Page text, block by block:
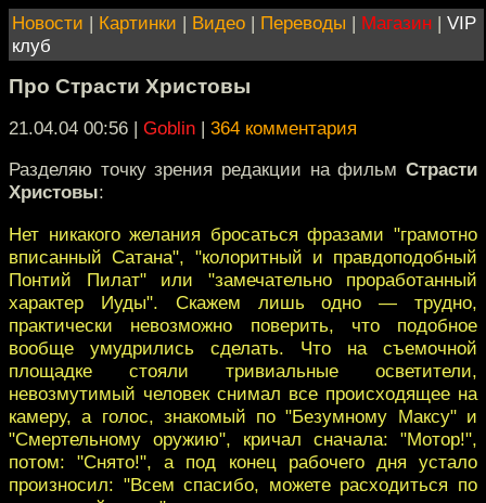
Новости | Картинки | Видео | Переводы | Магазин | VIP
клуб
Про Страсти Христовы
21.04.04 00:56 | Goblin | 364 комментария
Разделяю точку зрения редакции на фильм Страсти
Христовы:
Нет никакого желания бросаться фразами "грамотно
вписанный Сатана", "колоритный и правдоподобный
Понтий Пилат" или "замечательно проработанный
характер Иуды". Скажем лишь одно — трудно,
практически невозможно поверить, что подобное
вообще умудрились сделать. Что на съемочной
площадке стояли тривиальные осветители,
невозмутимый человек снимал все происходящее на
камеру, а голос, знакомый по "Безумному Максу" и
"Смертельному оружию", кричал сначала: "Мотор!",
потом: "Снято!", а под конец рабочего дня устало
произносил: "Всем спасибо, можете расходиться по